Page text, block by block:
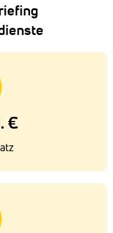
€